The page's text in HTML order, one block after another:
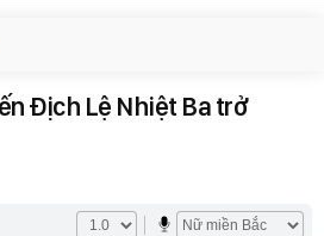
Địch Lệ Nhiệt Ba trở